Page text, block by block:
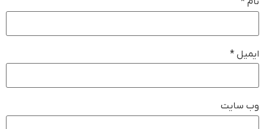
ایمیل *
وب‌ سایت